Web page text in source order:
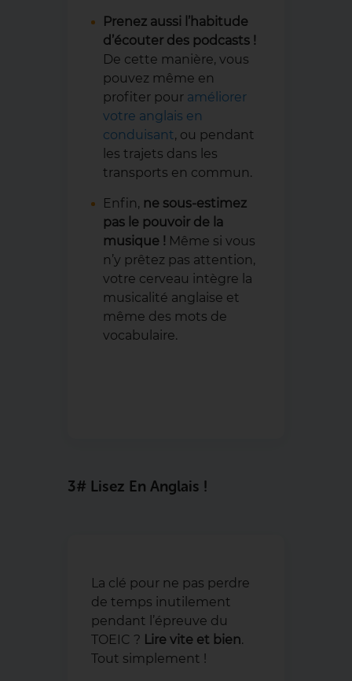
Prenez aussi l’habitude
d’écouter des podcasts !
De cette manière, vous
pouvez même en
profiter pour améliorer
votre anglais en
conduisant, ou pendant
les trajets dans les
transports en commun.
Enfin, ne sous-estimez
pas le pouvoir de la
musique ! Même si vous
n’y prêtez pas attention,
votre cerveau intègre la
musicalité anglaise et
même des mots de
vocabulaire.
3# Lisez En Anglais !
La clé pour ne pas perdre
de temps inutilement
pendant l’épreuve du
TOEIC ? Lire vite et bien.
Tout simplement !